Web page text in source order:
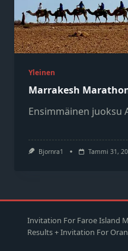
Yleinen
Marrakesh
Ensimmäinen juoksu
Bjornra1 Tammi 31,
Invitation For Faroe Island
Results + Invitation For